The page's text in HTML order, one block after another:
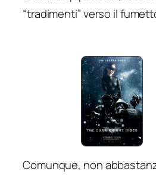
“tradimenti” verso il
Comunque, non